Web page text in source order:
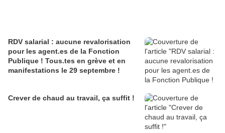
RDV salarial : aucune revalorisation
pour les agent.es de la Fonction
Publique ! Tous.tes en grève et en
manifestations le 29 septembre !
Crever de chaud au travail, ça suffit !